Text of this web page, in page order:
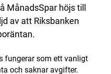
MånadsSpar höjs till
av att Riksbanken
fungerar som ett vanligt
och saknar avgifter.